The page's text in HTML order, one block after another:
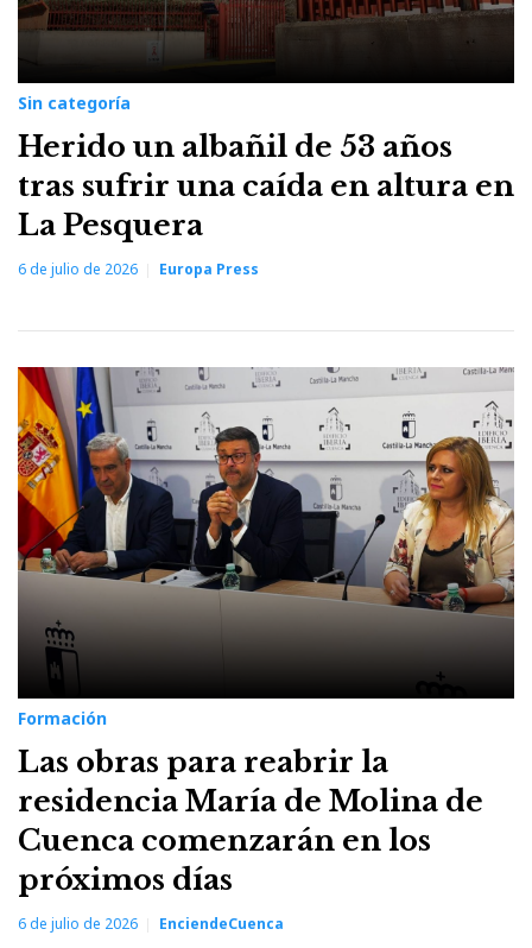
Sin categoría
Herido un albañil de 53 años
tras sufrir una caída en altura en
La Pesquera
6 de julio de 2026 Europa Press
Formación
Las obras para reabrir la
residencia María de Molina de
Cuenca comenzarán en los
próximos días
6 de julio de 2026 EnciendeCuenca